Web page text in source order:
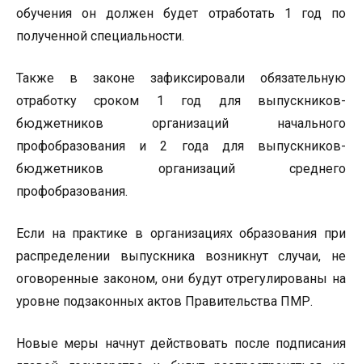
обучения он должен будет отработать 1 год по
полученной специальности.
Также в законе зафиксировали обязательную
отработку сроком 1 год для выпускников-
бюджетников организаций начального
профобразования и 2 года для выпускников-
бюджетников организаций среднего
профобразования.
Если на практике в организациях образования при
распределении выпускника возникнут случаи, не
оговоренные законом, они будут отрегулированы на
уровне подзаконных актов Правительства ПМР.
Новые меры начнут действовать после подписания